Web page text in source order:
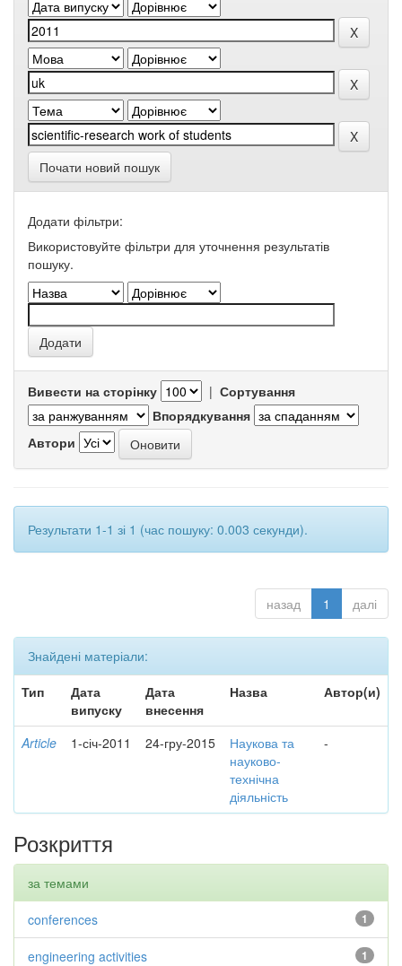
Почати новий пошук
Додати фільтри:
Використовуйте фільтри для уточнення результатів
пошуку.
Вивести на сторінку | Сортування
Впорядкування
Автори
Результати 1-1 зі 1 (час пошуку: 0.003 секунди).
назад 1 далі
Знайдені матеріали:
Тип
Дата
випуску
Дата
внесення
Назва Автор(и)
Article 1-січ-2011 24-гру-2015
Наукова та
науково-
технічна
діяльність
-
Розкриття
за темами
1
conferences
1
engineering activities